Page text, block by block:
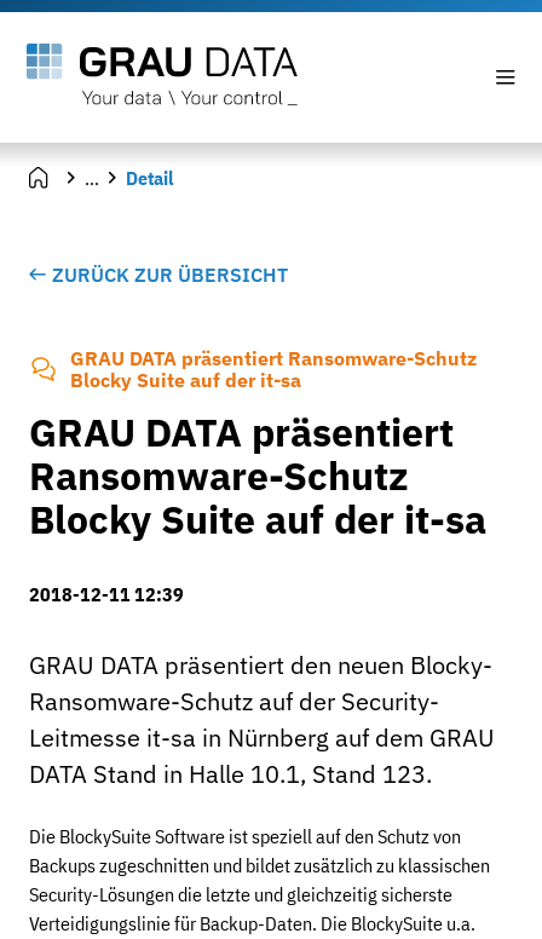
... Detail
ZURÜCK ZUR ÜBERSICHT
GRAU DATA präsentiert Ransomware-Schutz
Blocky Suite auf der it-sa
GRAU DATA präsentiert
Ransomware-Schutz
Blocky Suite auf der it-sa
2018-12-11 12:39
GRAU DATA präsentiert den neuen Blocky-
Ransomware-Schutz auf der Security-
Leitmesse it-sa in Nürnberg auf dem GRAU
DATA Stand in Halle 10.1, Stand 123.
Die BlockySuite Software ist speziell auf den Schutz von
Backups zugeschnitten und bildet zusätzlich zu klassischen
Security-Lösungen die letzte und gleichzeitig sicherste
Verteidigungslinie für Backup-Daten. Die BlockySuite u.a.